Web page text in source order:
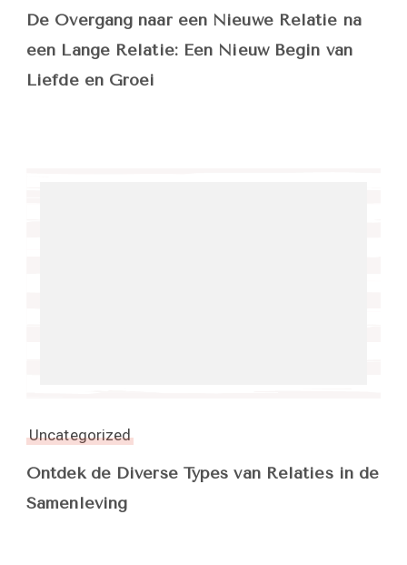
De Overgang naar een Nieuwe Relatie na
een Lange Relatie: Een Nieuw Begin van
Liefde en Groei
Uncategorized
Ontdek de Diverse Types van Relaties in de
Samenleving